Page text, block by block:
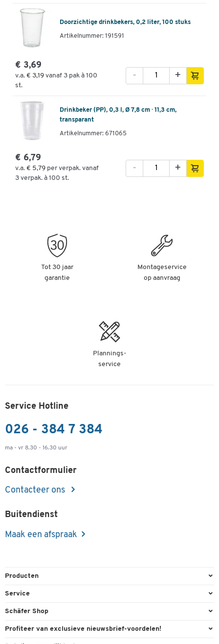
Doorzichtige drinkbekers, 0,2 liter, 100 stuks
Artikelnummer: 191591
€ 3,69
v.a. € 3,19 vanaf 3 pak à 100
st.
+
-
Drinkbeker (PP), 0,3 l, Ø 7,8 cm · 11,3 cm,
transparant
Artikelnummer: 671065
€ 6,79
v.a. € 5,79 per verpak. vanaf
3 verpak. à 100 st.
+
-
Tot 30 jaar
garantie
Montageservice
op aanvraag
Plannings-
service
Service Hotline
026 - 384 7 384
ma - vr 8.30 - 16.30 uur
Contactformulier
Contacteer ons
Buitendienst
Maak een afspraak
Producten
Kantoorbenodigdheden
Service
Bestelling herroepen
Schäfer Shop
Algemene voorwaarden
Profiteer van exclusieve nieuwsbrief-voordelen!